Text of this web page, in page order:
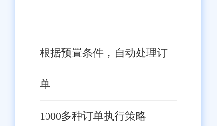
五、总结与展望
旺店通潮州订单发货系统以
其出色的性能和全面的功能，为
的订单处理和发货解决方案。通
根据预置条件，自动处理订
单
1000多种订单执行策略